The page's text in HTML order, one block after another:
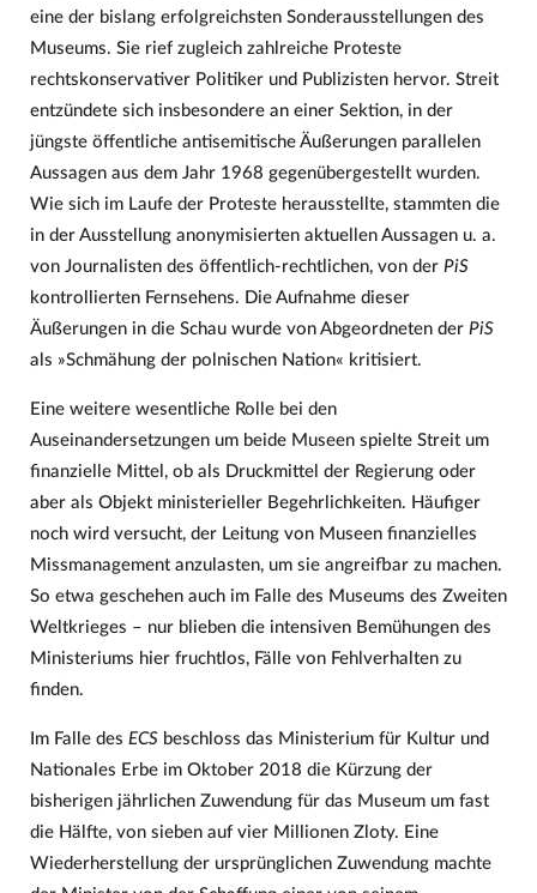
eine der bislang erfolgreichsten Sonderausstellungen des
Museums. Sie rief zugleich zahlreiche Proteste
rechtskonservativer Politiker und Publizisten hervor. Streit
entzündete sich insbesondere an einer Sektion, in der
jüngste öffentliche antisemitische Äußerungen parallelen
Aussagen aus dem Jahr 1968 gegenübergestellt wurden.
Wie sich im Laufe der Proteste herausstellte, stammten die
in der Ausstellung anonymisierten aktuellen Aussagen u. a.
von Journalisten des öffentlich-rechtlichen, von der PiS
kontrollierten Fernsehens. Die Aufnahme dieser
Äußerungen in die Schau wurde von Abgeordneten der PiS
als »Schmähung der polnischen Nation« kritisiert.
Eine weitere wesentliche Rolle bei den
Auseinandersetzungen um beide Museen spielte Streit um
finanzielle Mittel, ob als Druckmittel der Regierung oder
aber als Objekt ministerieller Begehrlichkeiten. Häufiger
noch wird versucht, der Leitung von Museen finanzielles
Missmanagement anzulasten, um sie angreifbar zu machen.
So etwa geschehen auch im Falle des Museums des Zweiten
Weltkrieges – nur blieben die intensiven Bemühungen des
Ministeriums hier fruchtlos, Fälle von Fehlverhalten zu
finden.
Im Falle des ECSbeschloss das Ministerium für Kultur und
Nationales Erbe im Oktober 2018 die Kürzung der
bisherigen jährlichen Zuwendung für das Museum um fast
die Hälfte, von sieben auf vier Millionen Zloty. Eine
Wiederherstellung der ursprünglichen Zuwendung machte